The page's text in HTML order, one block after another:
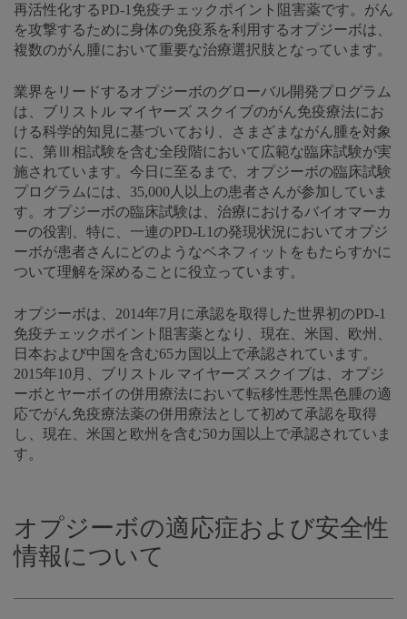
再活性化するPD-1免疫チェックポイント阻害薬です。がん
を攻撃するために身体の免疫系を利用するオプジーボは、
複数のがん腫において重要な治療選択肢となっています。
業界をリードするオプジーボのグローバル開発プログラム
は、ブリストル マイヤーズ スクイブのがん免疫療法にお
ける科学的知見に基づいており、さまざまながん腫を対象
に、第Ⅲ相試験を含む全段階において広範な臨床試験が実
施されています。今日に至るまで、オプジーボの臨床試験
プログラムには、35,000人以上の患者さんが参加していま
す。オプジーボの臨床試験は、治療におけるバイオマーカ
ーの役割、特に、一連のPD-L1の発現状況においてオプジ
ーボが患者さんにどのようなベネフィットをもたらすかに
ついて理解を深めることに役立っています。
オプジーボは、2014年7月に承認を取得した世界初のPD-1
免疫チェックポイント阻害薬となり、現在、米国、欧州、
日本および中国を含む65カ国以上で承認されています。
2015年10月、ブリストル マイヤーズ スクイブは、オプジ
ーボとヤーボイの併用療法において転移性悪性黒色腫の適
応でがん免疫療法薬の併用療法として初めて承認を取得
し、現在、米国と欧州を含む50カ国以上で承認されていま
す。
オプジーボの適応症および安全性
情報について